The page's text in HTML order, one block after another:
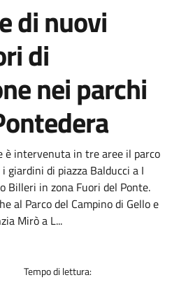
di nuovi
di
nei parchi
è intervenuta in tre aree il parco
giardini di piazza Balducci a I
Billeri in zona Fuori del Ponte.
al Parco del Campino di Gello e
Mirò a L...
Tempo di lettura: